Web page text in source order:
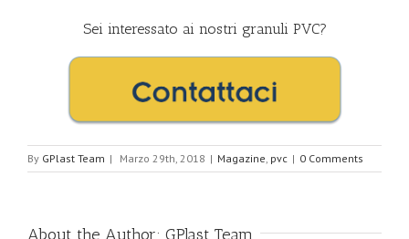
Sei interessato ai nostri granuli PVC?
By GPlast Team | Marzo 29th, 2018 | Magazine, pvc | 0 Comments
About the Author: GPlast Team